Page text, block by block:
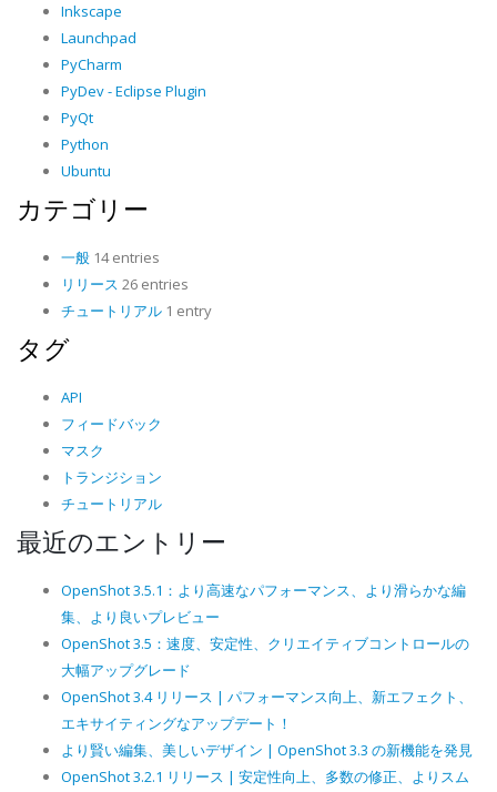
Inkscape
Launchpad
PyCharm
PyDev - Eclipse Plugin
PyQt
Python
Ubuntu
カテゴリー
一般 14 entries
リリース 26 entries
チュートリアル 1 entry
タグ
API
フィードバック
マスク
トランジション
チュートリアル
最近のエントリー
OpenShot 3.5.1：より高速なパフォーマンス、より滑らかな編
集、より良いプレビュー
OpenShot 3.5：速度、安定性、クリエイティブコントロールの
大幅アップグレード
OpenShot 3.4 リリース | パフォーマンス向上、新エフェクト、
エキサイティングなアップデート！
より賢い編集、美しいデザイン | OpenShot 3.3 の新機能を発見
OpenShot 3.2.1 リリース | 安定性向上、多数の修正、よりスム